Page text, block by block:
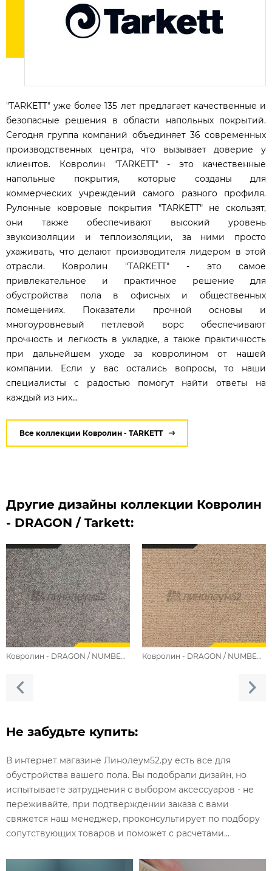
"TARKETT" уже более 135 лет предлагает качественные и
безопасные решения в области напольных покрытий.
Сегодня группа компаний объединяет 36 современных
производственных центра, что вызывает доверие у
клиентов. Ковролин "TARKETT" - это качественные
напольные покрытия, которые созданы для
коммерческих учреждений самого разного профиля.
Рулонные ковровые покрытия "TARKETT" не скользят,
они также обеспечивают высокий уровень
звукоизоляции и теплоизоляции, за ними просто
ухаживать, что делают производителя лидером в этой
отрасли. Ковролин "TARKETT" - это самое
привлекательное и практичное решение для
обустройства пола в офисных и общественных
помещениях. Показатели прочной основы и
многоуровневый петлевой ворс обеспечивают
прочность и легкость в укладке, а также практичность
при дальнейшем уходе за ковролином от нашей
компании. Если у вас остались вопросы, то наши
специалисты с радостью помогут найти ответы на
каждый из них...
Все коллекции Ковролин - TARKETT
Другие дизайны коллекции Ковролин
- DRAGON / Tarkett:
Не забудьте купить:
В интернет магазине Линолеум52.ру есть все для
обустройства вашего пола. Вы подобрали дизайн, но
испытываете затруднения с выбором аксессуаров - не
переживайте, при подтверждении заказа с вами
свяжется наш менеджер, проконсультирует по подбору
сопутствующих товаров и поможет с расчетами...